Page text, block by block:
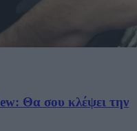
Θα σου κλέψει την